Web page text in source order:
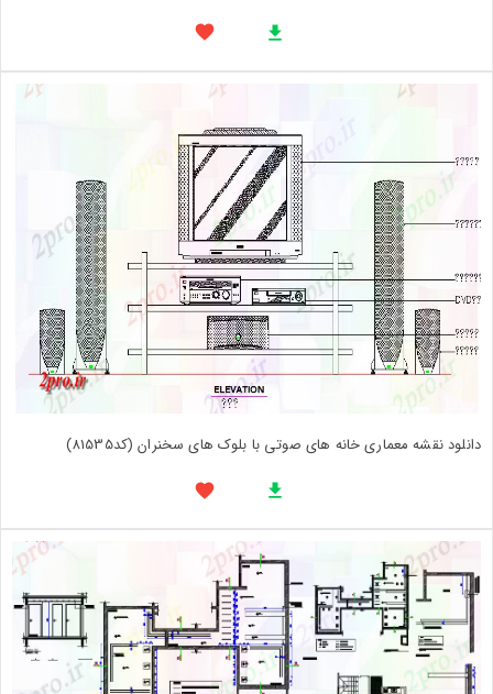
دانلود نقشه معماری خانه های صوتی با بلوک های سخنران (کد81535)